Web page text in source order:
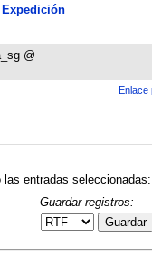
Expedición
@
Enlace
las entradas seleccionadas:
Guardar registros:
Guardar